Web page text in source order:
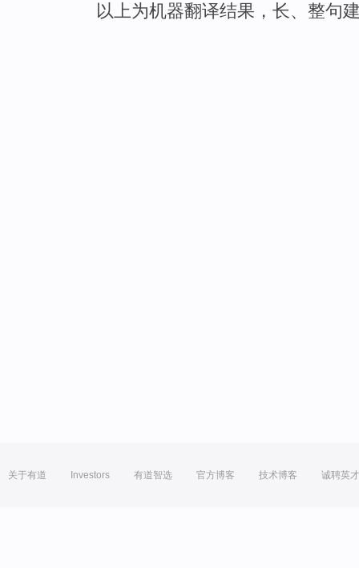
以上为机器翻译结果，长、整句
关于有道 Investors 有道智选 官方博客 技术博客 诚聘英才